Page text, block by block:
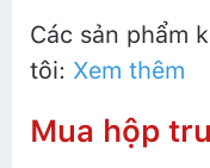
Các sản phẩm
tôi: Xem thêm
Mua hộp